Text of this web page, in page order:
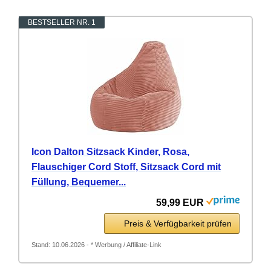
BESTSELLER NR. 1
Icon Dalton Sitzsack Kinder, Rosa,
Flauschiger Cord Stoff, Sitzsack Cord mit
Füllung, Bequemer...
59,99 EUR
Preis & Verfügbarkeit prüfen
Stand: 10.06.2026 - * Werbung / Affiliate-Link